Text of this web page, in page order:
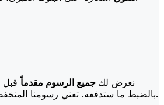
نعرض لك جميع الرسوم مقدماًقبل
بالضبط ما ستدفعه. تعني رسومنا المنخفضة المزيد من التوفير لك.